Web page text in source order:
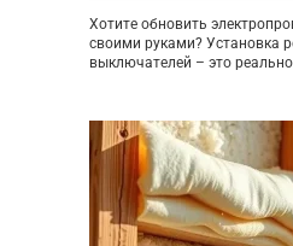
Хотите обновить
своими руками? Установка
выключателей – это